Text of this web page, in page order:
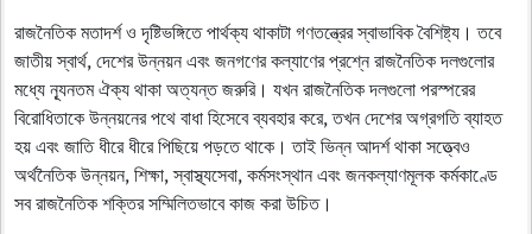
রাজনৈতিক মতাদর্শ ও দৃষ্টিভঙ্গিতে পার্থক্য থাকাটা গণতন্ত্রের স্বাভাবিক বৈশিষ্ট্য। তবে
জাতীয় স্বার্থ, দেশের উন্নয়ন এবং জনগণের কল্যাণের প্রশ্নে রাজনৈতিক দলগুলোর
মধ্যে ন্যূনতম ঐক্য থাকা অত্যন্ত জরুরি। যখন রাজনৈতিক দলগুলো পরস্পরের
বিরোধিতাকে উন্নয়নের পথে বাধা হিসেবে ব্যবহার করে, তখন দেশের অগ্রগতি ব্যাহত
হয় এবং জাতি ধীরে ধীরে পিছিয়ে পড়তে থাকে। তাই ভিন্ন আদর্শ থাকা সত্ত্বেও
অর্থনৈতিক উন্নয়ন, শিক্ষা, স্বাস্থ্যসেবা, কর্মসংস্থান এবং জনকল্যাণমূলক কর্মকাণ্ডে
সব রাজনৈতিক শক্তির সম্মিলিতভাবে কাজ করা উচিত।